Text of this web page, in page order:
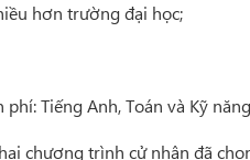
hơn trường đại học;
Tiếng Anh, Toán và Kỹ
chương trình cử nhân đã